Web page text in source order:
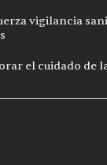
vigilancia
el cuidado de